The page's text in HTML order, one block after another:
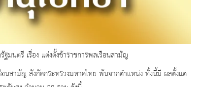
มนตรี เรื่อง แต่งตั้งข้าราชการพลเรือนสามัญ
อนสามัญ สังกัดกระทรวงมหาดไทย พ้นจากตำแหน่ง ทั้งนี้มี ผลตั้งแต่